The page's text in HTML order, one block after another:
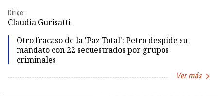
Dirige:
Claudia Gurisatti
Otro fracaso de la 'Paz Total': Petro despide su
mandato con 22 secuestrados por grupos
criminales
Ver más
1